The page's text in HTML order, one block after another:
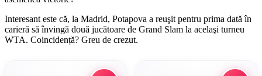
Interesant este că, la Madrid, Potapova a reuşit pentru prima dată în
carieră să învingă două jucătoare de Grand Slam la acelaşi turneu
WTA. Coincidență? Greu de crezut.